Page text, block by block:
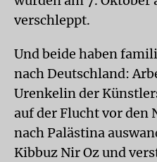
verschleppt.
Und beide haben
nach Deutschland:
Urenkelin der
auf der Flucht vor den
nach Palästina
Kibbuz Nir Oz und